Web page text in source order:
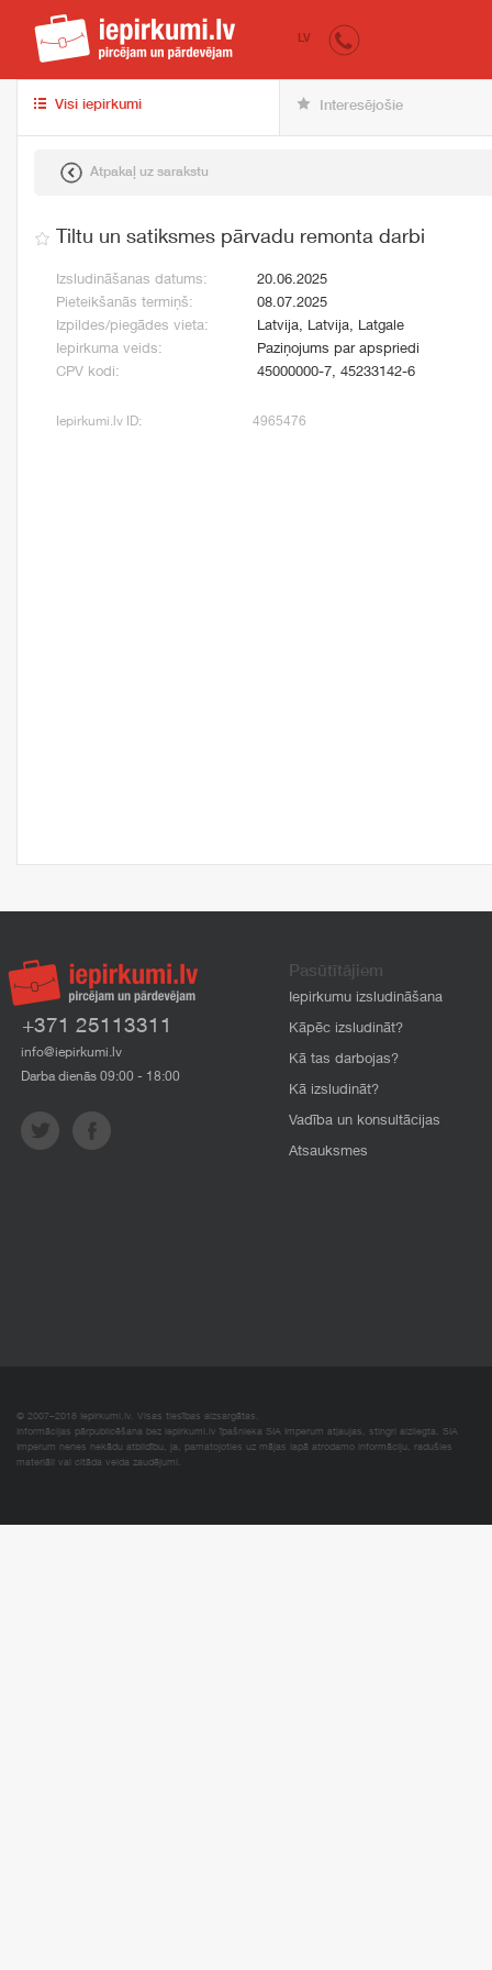
iepirkumi.lv
LV
Visi iepirkumi Interesējošie
Atpakaļ uz sarakstu
Tiltu un satiksmes pārvadu remonta darbi
Izsludināšanas datums:
20.06.2025
Pieteikšanās termiņš:
08.07.2025
Izpildes/piegādes vieta:
Latvija, Latvija, Latgale
Iepirkuma veids:
Paziņojums par apspriedi
CPV kodi:
45000000-7, 45233142-6
Iepirkumi.lv ID: 4965476
+371 25113311
info@iepirkumi.lv
Darba dienās 09:00 - 18:00
Pasūtītājiem
Iepirkumu izsludināšana
Kāpēc izsludināt?
Kā tas darbojas?
Kā izsludināt?
Vadība un konsultācijas
Atsauksmes
© 2007–2018 Iepirkumi.lv. Visas tiesības aizsargātas.
Informācijas pārpublicēšana bez iepirkumi.lv īpašnieka SIA Imperum atļaujas, stingri aizliegta. SIA
Imperum nenes nekādu atbildību, ja, pamatojoties uz mājas lapā atrodamo informāciju, radušies
materiāli vai citāda veida zaudējumi.